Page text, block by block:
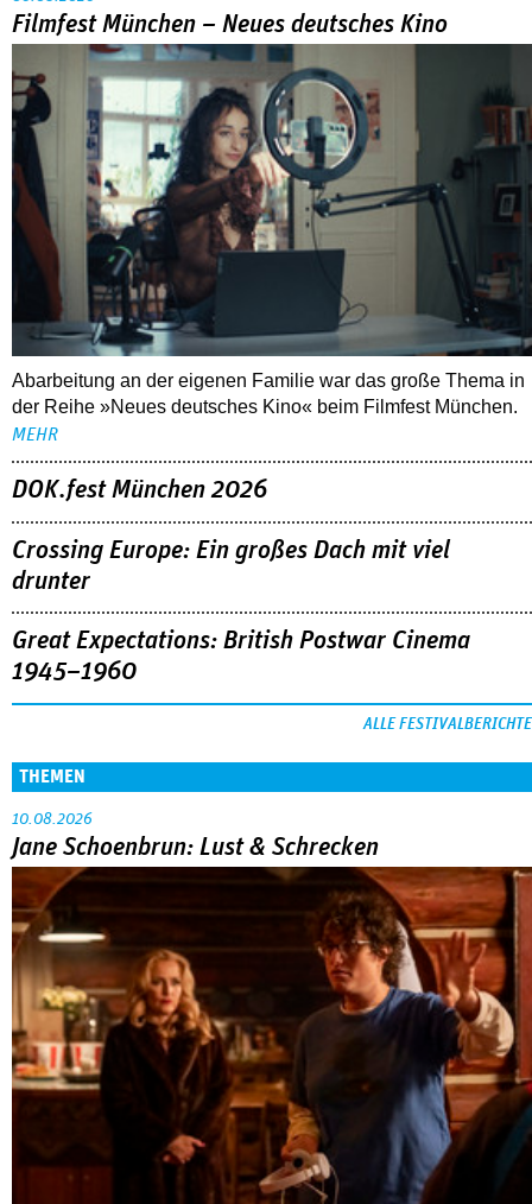
Filmfest München – Neues deutsches Kino
Abarbeitung an der eigenen Familie war das große Thema in
der Reihe »Neues deutsches Kino« beim Filmfest München.
MEHR
DOK.fest München 2026
Crossing Europe: Ein großes Dach mit viel
drunter
Great Expectations: British Postwar Cinema
1945–1960
ALLE FESTIVALBERICHTE
THEMEN
10.08.2026
Jane Schoenbrun: Lust & Schrecken